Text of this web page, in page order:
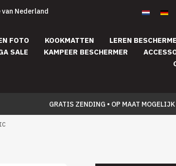
Nederland
FOTO KOOKMATTEN LEREN
SALE KAMPEER BESCHERMER
GRATIS ZENDING • OP MAAT